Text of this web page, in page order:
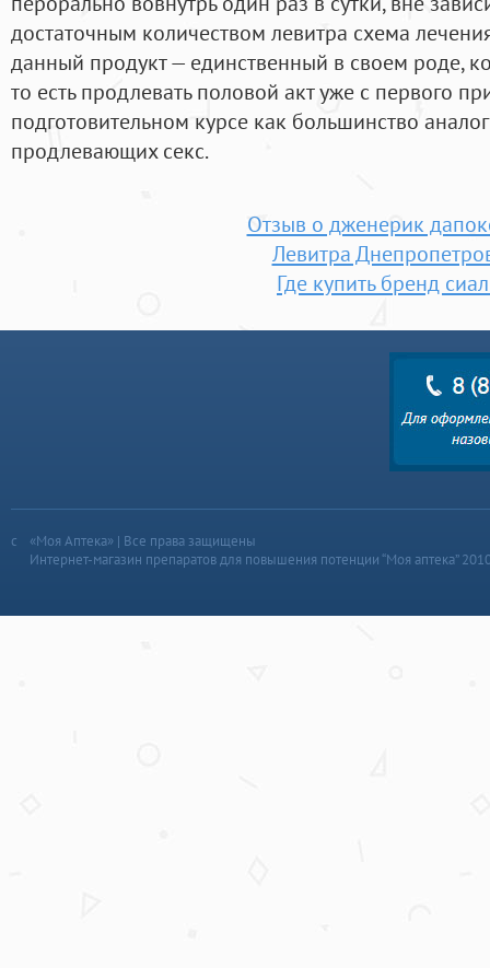
достаточным количеством левитра схема
данный продукт — единственный в своем роде,
то есть продлевать половой акт уже с первого
подготовительном курсе как большинство
продлевающих секс.
Отзыв о дженерик
Левитра
Где купить бренд
«Моя Аптека» | Все права защищены
Интернет-магазин препаратов для повышения потенции “Моя аптека”